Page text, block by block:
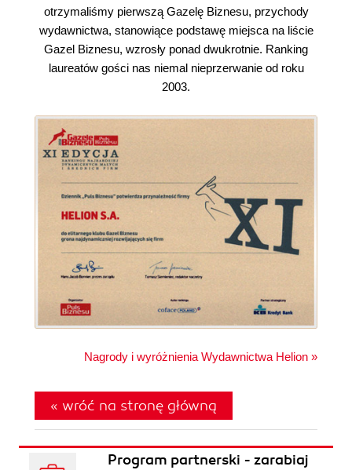
otrzymaliśmy pierwszą Gazelę Biznesu, przychody
wydawnictwa, stanowiące podstawę miejsca na liście
Gazel Biznesu, wzrosły ponad dwukrotnie. Ranking
laureatów gości nas niemal nieprzerwanie od roku
2003.
Nagrody i wyróżnienia Wydawnictwa Helion »
« wróć na stronę główną
Program partnerski - zarabiaj